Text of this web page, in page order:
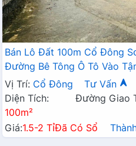
Bán Lô Đất 100m Cổ Đông
Đường Bê Tông Ô Tô Vào
Cư Đông Đúc Giàu Phát
Tiện Ích Giá Đầu Tư
Vị Trí: Cổ Đông Tư Vấn
Diện Tích:
100m²
Đường Giao
Giá:1.5-2 TỉĐã Có Sổ